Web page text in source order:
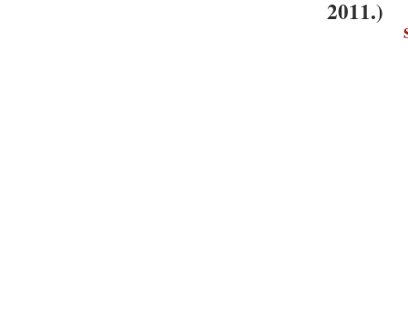
2011.)